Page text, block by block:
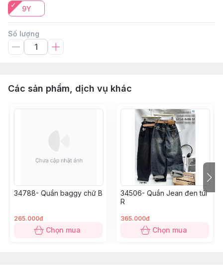
9Y
Số lượng
Các sản phẩm, dịch vụ khác
34788- Quần baggy chữ B
265.000đ
Chọn mua
34506- Quần Jean đen túi
R
365.000đ
Chọn mua